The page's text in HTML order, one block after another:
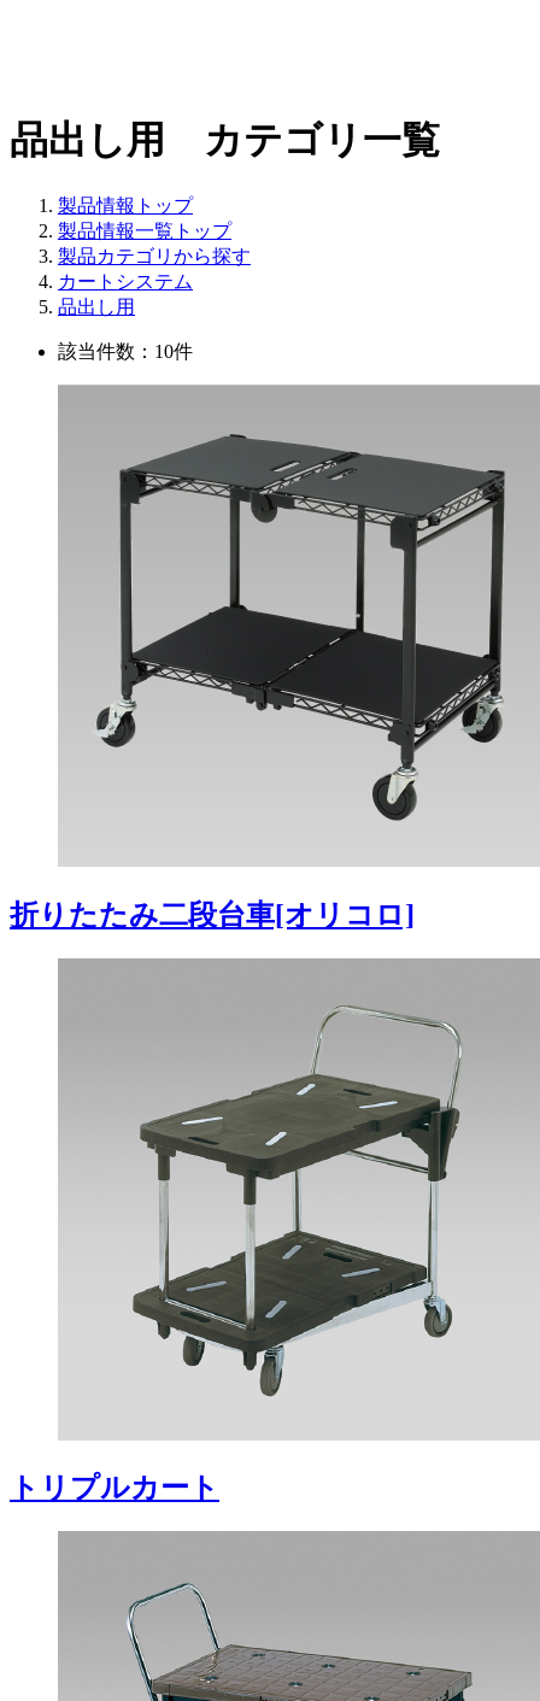
品出し用 カテゴリ一覧
製品情報トップ
製品情報一覧トップ
製品カテゴリから探す
カートシステム
品出し用
該当件数：10件
折りたたみ二段台車[オリコロ]
トリプルカート